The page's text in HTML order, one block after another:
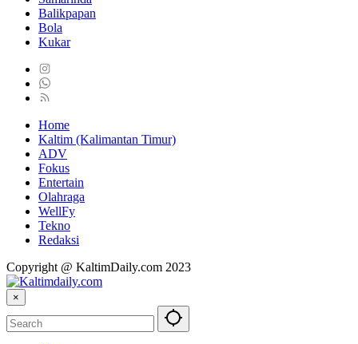
Balikpapan
Bola
Kukar
Home
Kaltim (Kalimantan Timur)
ADV
Fokus
Entertain
Olahraga
WellFy
Tekno
Redaksi
Copyright @ KaltimDaily.com 2023
×